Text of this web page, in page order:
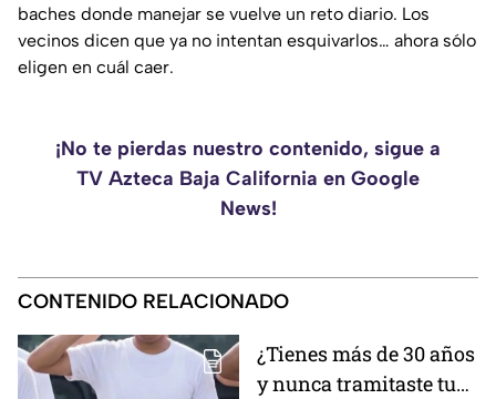
baches donde manejar se vuelve un reto diario. Los
vecinos dicen que ya no intentan esquivarlos… ahora sólo
eligen en cuál caer.
¡No te pierdas nuestro contenido, sigue a
TV Azteca Baja California en Google
News!
CONTENIDO RELACIONADO
¿Tienes más de 30 años
y nunca tramitaste tu